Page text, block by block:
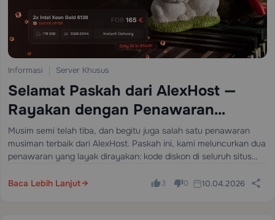
Informasi Server Khusus
Selamat Paskah dari AlexHost —
Rayakan dengan Penawaran
Eksklusif
Musim semi telah tiba, dan begitu juga salah satu penawaran
musiman terbaik dari AlexHost. Paskah ini, kami meluncurkan dua
penawaran yang layak dirayakan: kode diskon di seluruh situs
tidak akan bertahan…
Baca Lebih Lanjut 3 0 10.04.2026